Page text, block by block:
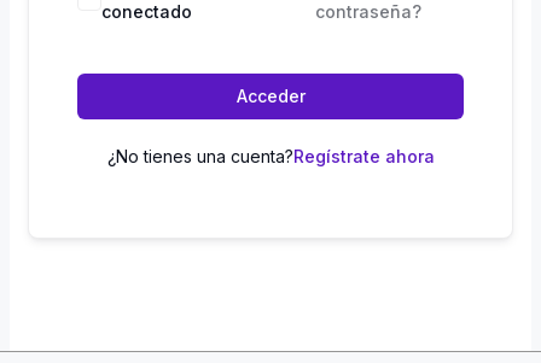
conectado
contraseña?
Acceder
¿No tienes una cuenta?Regístrate ahora